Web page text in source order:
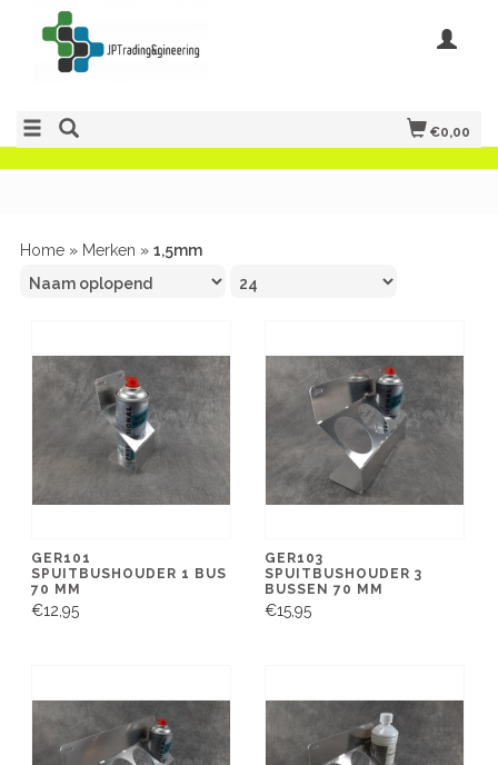
€0,00
Home » Merken » 1,5mm
GER101
SPUITBUSHOUDER 1 BUS
70 MM
€12,95
GER103
SPUITBUSHOUDER 3
BUSSEN 70 MM
€15,95